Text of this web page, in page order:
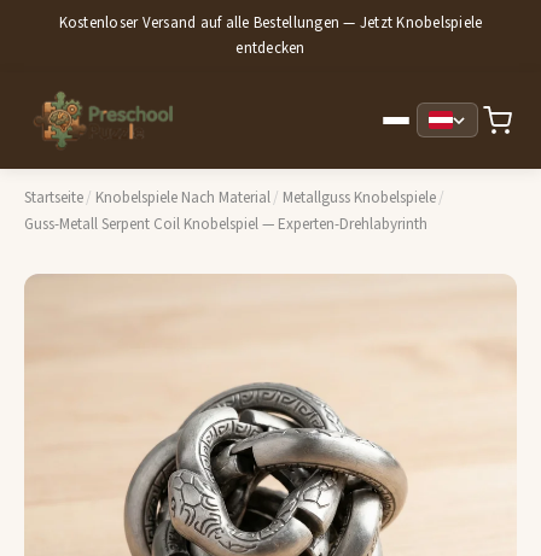
Kostenloser Versand auf alle Bestellungen — Jetzt Knobelspiele
entdecken
Startseite/ Knobelspiele Nach Material/ Metallguss Knobelspiele/
Guss-Metall Serpent Coil Knobelspiel — Experten-Drehlabyrinth